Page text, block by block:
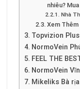
nhiêu?
Nhà
Xem Thêm
Topvizion
NormoVein
FEEL THE
NormoVein
Mikeliks Bà